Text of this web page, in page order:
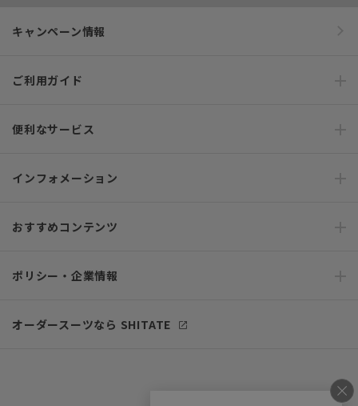
キャンペーン情報
ご利用ガイド
便利なサービス
インフォメーション
おすすめコンテンツ
ポリシー・企業情報
オーダースーツなら SHITATE